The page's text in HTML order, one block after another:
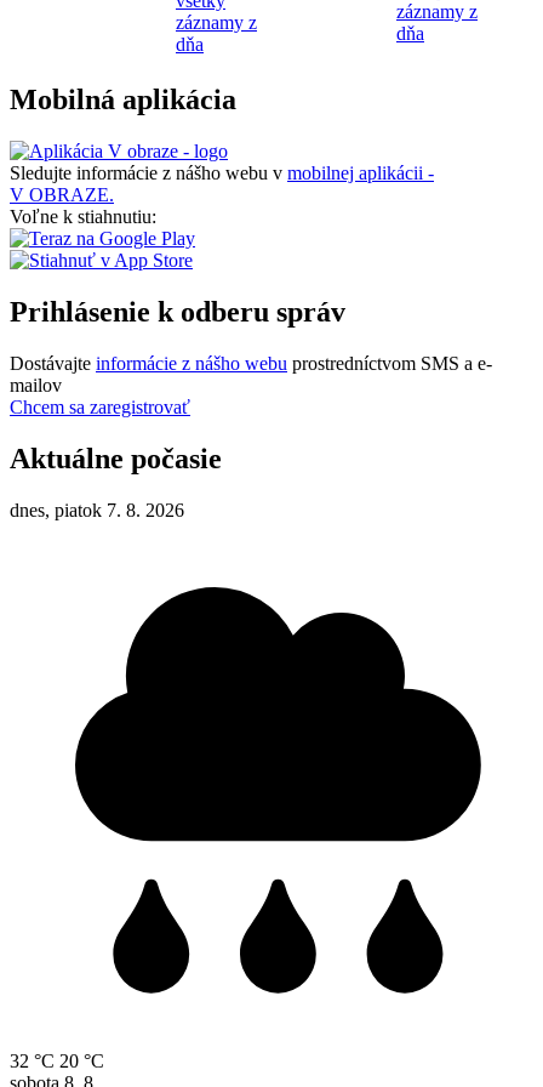
záznamy z
dňa
záznamy z
dňa
Mobilná aplikácia
Sledujte informácie z nášho webu v mobilnej aplikácii -
V OBRAZE.
Voľne k stiahnutiu:
Prihlásenie k odberu správ
Dostávajte informácie z nášho webu prostredníctvom SMS a e-
mailov
Chcem sa zaregistrovať
Aktuálne počasie
dnes, piatok 7. 8. 2026
32 °C 20 °C
sobota 8. 8.